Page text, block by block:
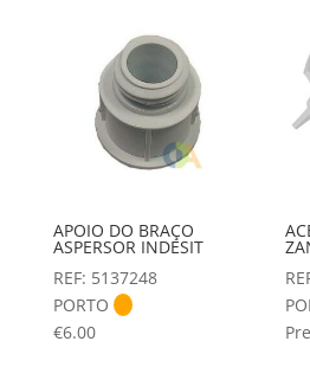
APOIO DO BRAÇO
ASPERSOR INDESIT
REF: 5137248
PORTO
€6.00